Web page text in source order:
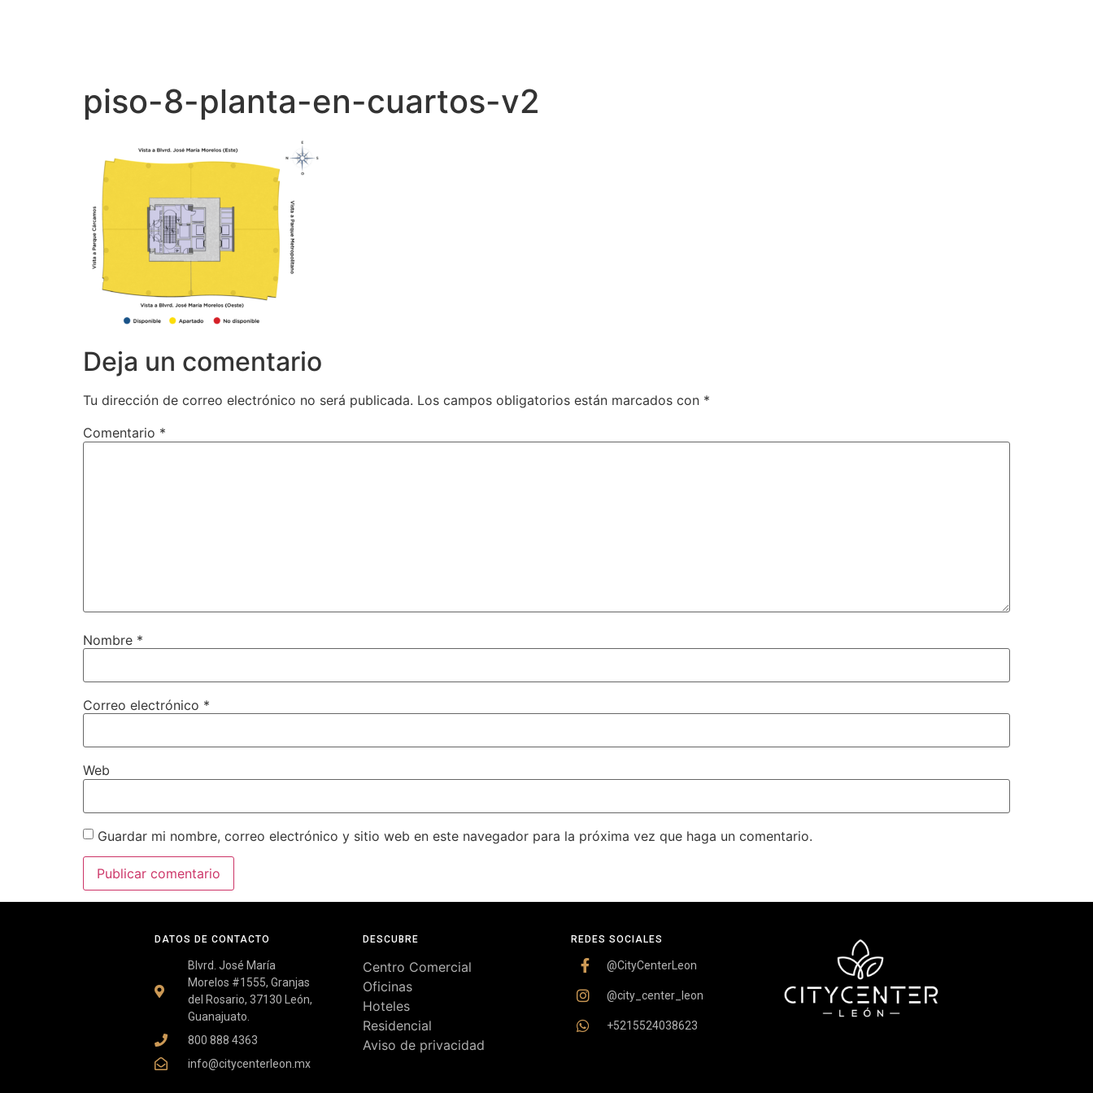
piso-8-planta-en-cuartos-v2
Deja un comentario
Tu dirección de correo electrónico no será publicada. Los campos obligatorios están marcados con *
Comentario *
Nombre *
Correo electrónico *
Web
Guardar mi nombre, correo electrónico y sitio web en este navegador para la próxima vez que haga un comentario.
DATOS DE CONTACTO
Blvrd. José María
Morelos #1555, Granjas
del Rosario, 37130 León,
Guanajuato.
800 888 4363
info@citycenterleon.mx
DESCUBRE
Centro Comercial
Oficinas
Hoteles
Residencial
Aviso de privacidad
REDES SOCIALES
@CityCenterLeon
@city_center_leon
+5215524038623